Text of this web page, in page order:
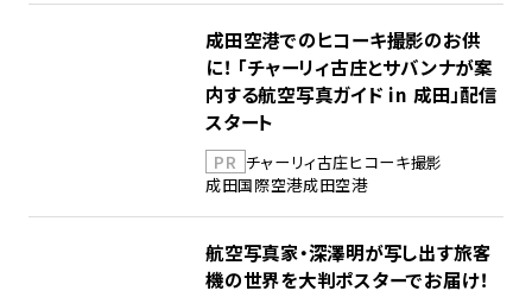
成田空港でのヒコーキ撮影のお供
に！ 「チャーリィ古庄とサバンナが案
内する航空写真ガイド in 成田」配信
スタート
PR チャーリィ古庄ヒコーキ撮影
成田国際空港成田空港
航空写真家・深澤明が写し出す旅客
機の世界を大判ポスターでお届け！